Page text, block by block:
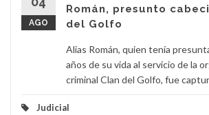
AGO
Román, presunto
del Golfo
Alias Román, quien tenía
años de su vida al servicio de la
criminal Clan del Golfo, fue
Judicial